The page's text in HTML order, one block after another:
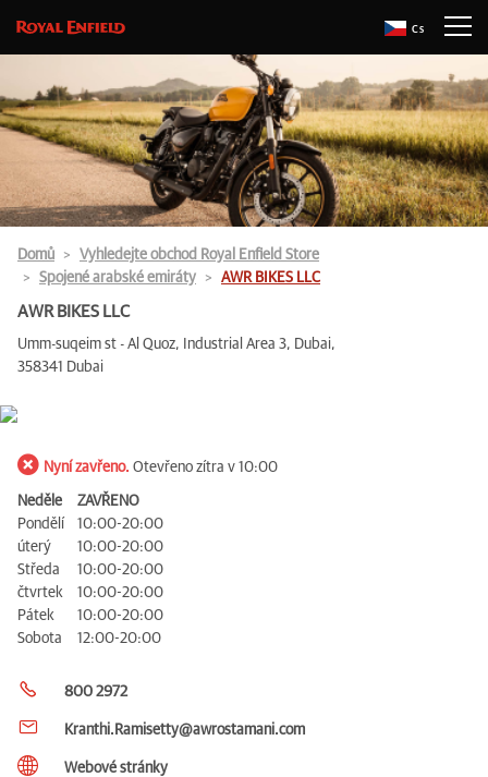
Cs
Domů
Vyhledejte obchod Royal Enfield Store
Spojené arabské emiráty
AWR BIKES LLC
AWR BIKES LLC
Umm-suqeim st - Al Quoz, Industrial Area 3, Dubai,
358341 Dubai
Nyní zavřeno. Otevřeno zítra v 10:00
Neděle
ZAVŘENO
Pondělí
10:00-20:00
úterý
10:00-20:00
Středa
10:00-20:00
čtvrtek
10:00-20:00
Pátek
10:00-20:00
Sobota
12:00-20:00
800 2972
Kranthi.Ramisetty@awrostamani.com
Webové stránky